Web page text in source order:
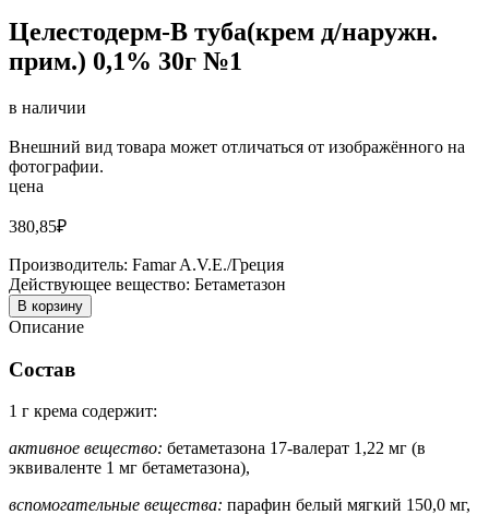
Целестодерм-В туба(крем д/наружн.
прим.) 0,1% 30г №1
в наличии
Внешний вид товара может отличаться от изображённого на
фотографии.
цена
380,85₽
Производитель: Famar A.V.E./Греция
Действующее вещество: Бетаметазон
В корзину
Описание
Состав
1 г крема содержит:
активное вещество: бетаметазона 17-валерат 1,22 мг (в
эквиваленте 1 мг бетаметазона),
вспомогательные вещества: парафин белый мягкий 150,0 мг,